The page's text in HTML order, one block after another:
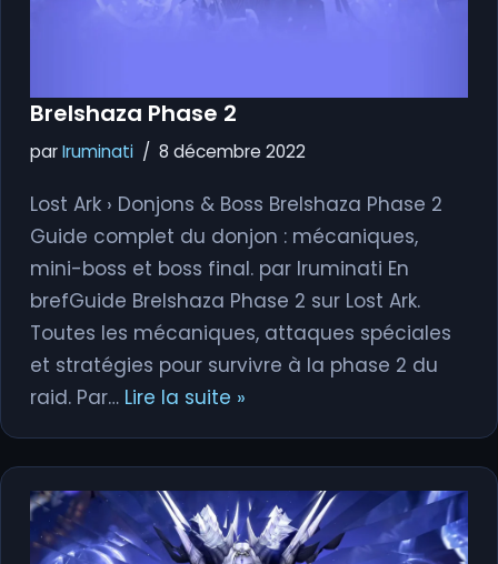
Brelshaza Phase 2
parIruminati 8 décembre 2022
Lost Ark › Donjons & Boss Brelshaza Phase 2
Guide complet du donjon : mécaniques,
mini-boss et boss final. par Iruminati En
brefGuide Brelshaza Phase 2 sur Lost Ark.
Toutes les mécaniques, attaques spéciales
et stratégies pour survivre à la phase 2 du
raid. Par… Lire la suite »